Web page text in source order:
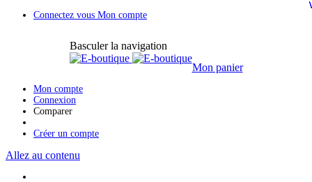
Connectez vous Mon compte
Basculer la navigation
Mon panier
Mon compte
Connexion
Comparer
Créer un compte
Allez au contenu